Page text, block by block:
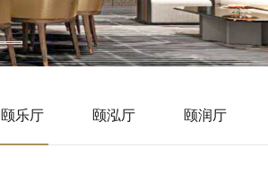
颐乐厅 颐泓厅 颐润厅